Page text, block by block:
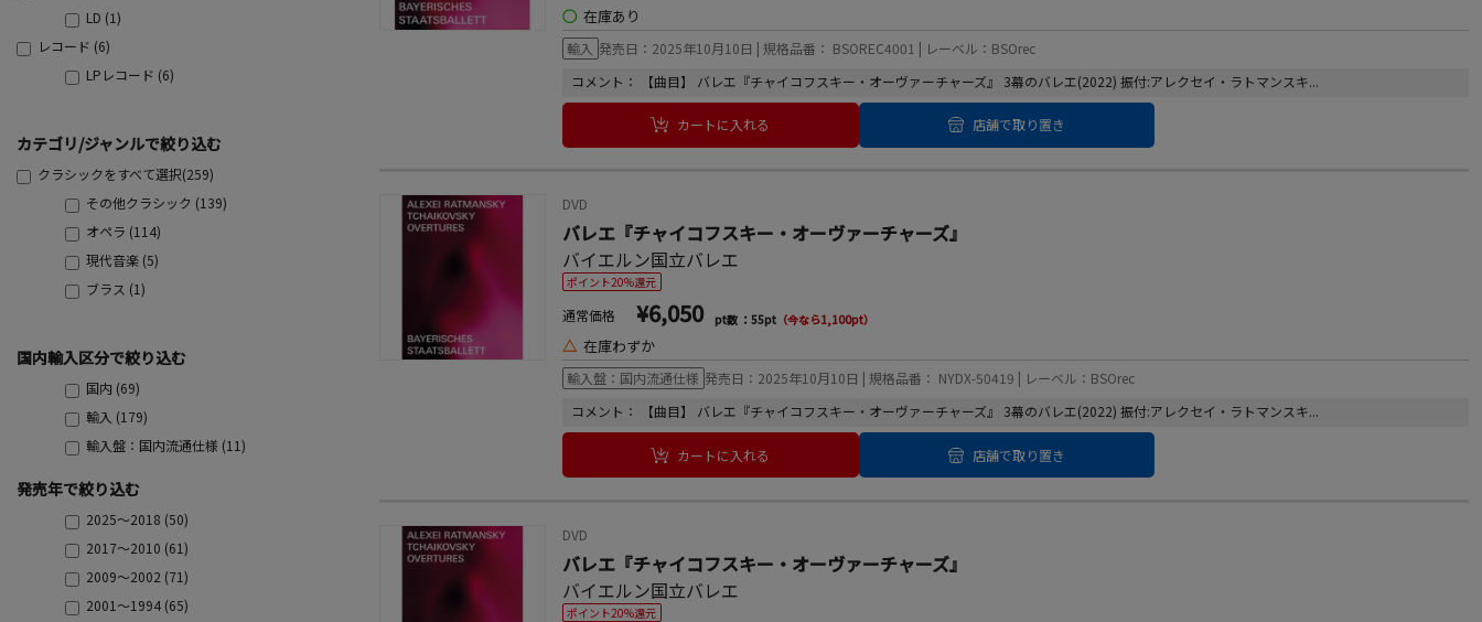
LD (1)
レコード (6)
LPレコード (6)
カテゴリ/ジャンルで絞り込む
クラシックをすべて選択(259)
その他クラシック (139)
オペラ (114)
現代音楽 (5)
ブラス (1)
国内輸入区分で絞り込む
国内 (69)
輸入 (179)
輸入盤：国内流通仕様 (11)
発売年で絞り込む
2025～2018 (50)
2017～2010 (61)
2009～2002 (71)
2001～1994 (65)
◯ 在庫あり
輸入 発売日：2025年10月10日 | 規格品番： BSOREC4001 | レーベル：BSOrec
コメント： 【曲目】 バレエ『チャイコフスキー・オーヴァーチャーズ』 3幕のバレエ(2022) 振付:アレクセイ・ラトマンスキ...
カートに入れる 店舗で取り置き
DVD
バレエ『チャイコフスキー・オーヴァーチャーズ』
バイエルン国立バレエ
ポイント20%還元
通常価格 ¥6,050 pt数 ：55pt （今なら1,100pt）
△ 在庫わずか
輸入盤：国内流通仕様 発売日：2025年10月10日 | 規格品番： NYDX-50419 | レーベル：BSOrec
コメント： 【曲目】 バレエ『チャイコフスキー・オーヴァーチャーズ』 3幕のバレエ(2022) 振付:アレクセイ・ラトマンスキ...
カートに入れる 店舗で取り置き
DVD
バレエ『チャイコフスキー・オーヴァーチャーズ』
バイエルン国立バレエ
ポイント20%還元